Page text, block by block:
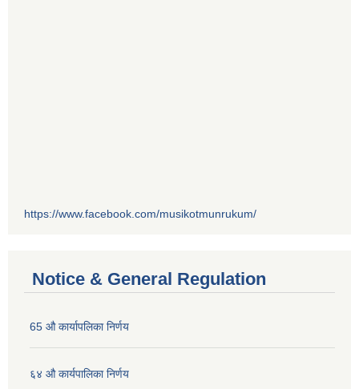
https://www.facebook.com/musikotmunrukum/
Notice & General Regulation
65 औ कार्यापलिका निर्णय
६४ औ कार्यपालिका निर्णय